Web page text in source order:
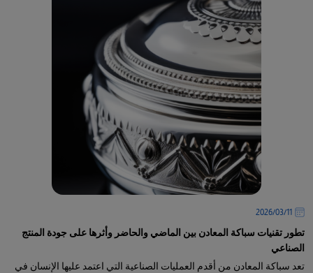
11‏/03‏/2026
تطور تقنيات سباكة المعادن بين الماضي والحاضر وأثرها على جودة المنتج
الصناعي
تعد سباكة المعادن من أقدم العمليات الصناعية التي اعتمد عليها الإنسان في